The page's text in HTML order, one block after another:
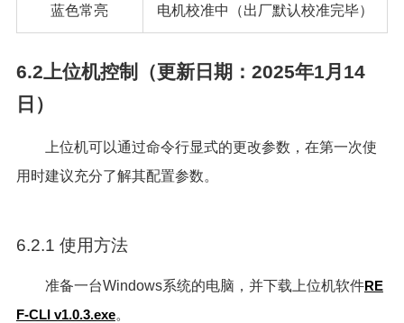
蓝色常亮 电机校准中（出厂默认校准完毕）
6.2上位机控制（更新日期：2025年1月14
日）
上位机可以通过命令行显式的更改参数，在第一次使
用时建议充分了解其配置参数。
6.2.1 使用方法
准备一台Windows系统的电脑，并下载上位机软件RE
F-CLI v1.0.3.exe。